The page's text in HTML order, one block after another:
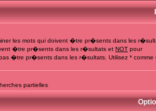
les mots qui doivent �tre pr�sents dans les
�tre pr�sents dans les r�sultats et NOT pour
�tre pr�sents dans les r�sultats. Utilisez * comme
partielles